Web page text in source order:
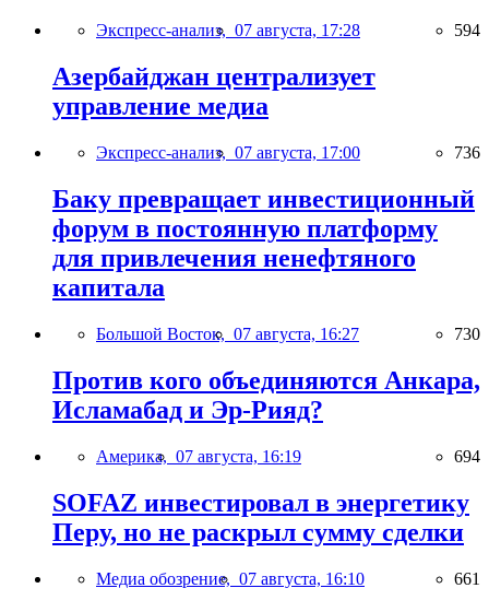
Экспресс-анализ, 07 августа, 17:28 594
Азербайджан централизует
управление медиа
Экспресс-анализ, 07 августа, 17:00 736
Баку превращает инвестиционный
форум в постоянную платформу
для привлечения ненефтяного
капитала
Большой Восток, 07 августа, 16:27 730
Против кого объединяются Анкара,
Исламабад и Эр-Рияд?
Америка, 07 августа, 16:19 694
SOFAZ инвестировал в энергетику
Перу, но не раскрыл сумму сделки
Медиа обозрение, 07 августа, 16:10 661